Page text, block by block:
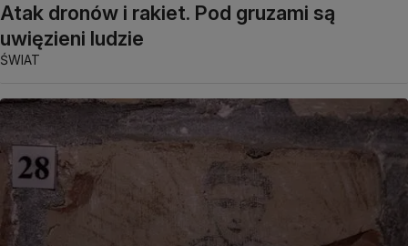
Atak dronów i rakiet. Pod gruzami są
uwięzieni ludzie
ŚWIAT